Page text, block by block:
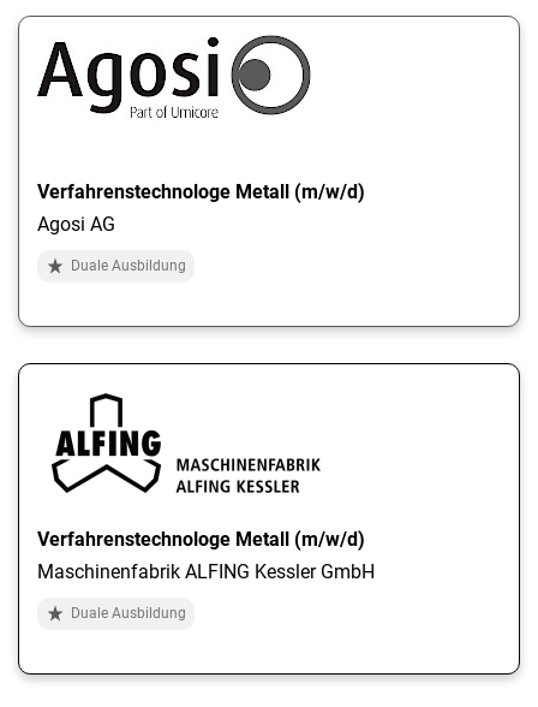
Verfahrenstechnologe Metall (m/w/d)
Agosi AG
Duale Ausbildung
Verfahrenstechnologe Metall (m/w/d)
Maschinenfabrik ALFING Kessler GmbH
Duale Ausbildung